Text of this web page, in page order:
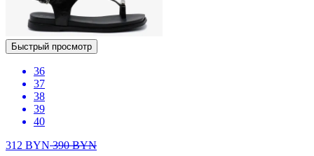
Быстрый просмотр
36
37
38
39
40
312 BYN390BYN